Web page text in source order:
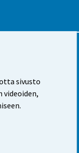
sivusto